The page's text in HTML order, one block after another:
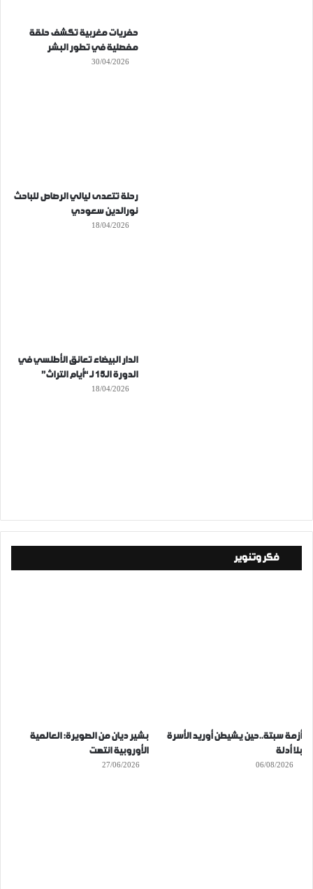
حفريات مغربية تكشف حلقة
مفصلية في تطور البشر
30/04/2026
رحلة تتعدى ليالي الرصاص للباحث
نورالدين سعودي
18/04/2026
الدار البيضاء تعانق الأطلسي في
الدورة الـ15 لـ “أيام التراث”
18/04/2026
فكر وتنوير
أزمة سبتة..حين يشيطن أوريد الأسرة
بلا أدلة
06/08/2026
بشير ديان من الصويرة: العالمية
الأوروبية انتهت
27/06/2026